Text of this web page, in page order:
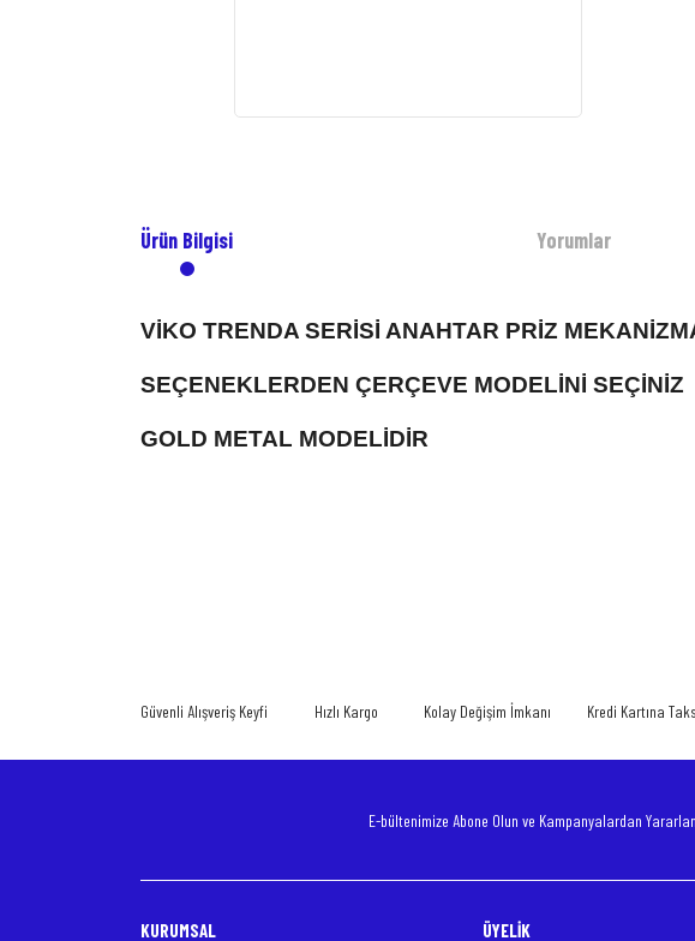
Ürün Bilgisi Yorumlar
VİKO TRENDA SERİSİ ANAHTAR PRİZ
SEÇENEKLERDEN ÇERÇEVE MODELİNİ SEÇİNİZ
GOLD METAL MODELİDİR
Ürün bilgilerinde hatalar bulunuyor.
Ürün fiyatı diğer sitelerden daha pahalı.
Güvenli Alışveriş Keyfi Hızlı Kargo Kolay Değişim İmkanı Kredi Kartına
E-bültenimize Abone Olun ve Kampanyalardan
KURUMSAL ÜYELİK